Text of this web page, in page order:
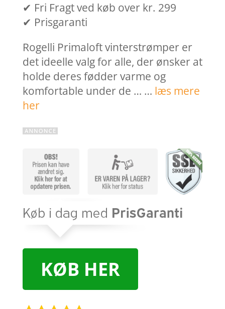
✔ Fri Fragt ved køb over kr. 299
✔ Prisgaranti
Rogelli Primaloft vinterstrømper er
det ideelle valg for alle, der ønsker at
holde deres fødder varme og
komfortable under de … … læs mere
her
KØB HER